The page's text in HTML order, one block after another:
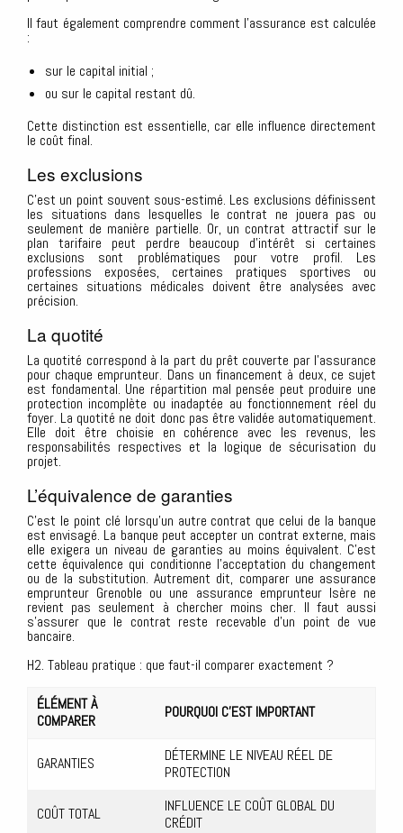
Il faut également comprendre comment l’assurance est calculée
:
sur le capital initial ;
ou sur le capital restant dû.
Cette distinction est essentielle, car elle influence directement
le coût final.
Les exclusions
C’est un point souvent sous-estimé. Les exclusions définissent
les situations dans lesquelles le contrat ne jouera pas ou
seulement de manière partielle. Or, un contrat attractif sur le
plan tarifaire peut perdre beaucoup d’intérêt si certaines
exclusions sont problématiques pour votre profil. Les
professions exposées, certaines pratiques sportives ou
certaines situations médicales doivent être analysées avec
précision.
La quotité
La quotité correspond à la part du prêt couverte par l’assurance
pour chaque emprunteur. Dans un financement à deux, ce sujet
est fondamental. Une répartition mal pensée peut produire une
protection incomplète ou inadaptée au fonctionnement réel du
foyer. La quotité ne doit donc pas être validée automatiquement.
Elle doit être choisie en cohérence avec les revenus, les
responsabilités respectives et la logique de sécurisation du
projet.
L’équivalence de garanties
C’est le point clé lorsqu’un autre contrat que celui de la banque
est envisagé. La banque peut accepter un contrat externe, mais
elle exigera un niveau de garanties au moins équivalent. C’est
cette équivalence qui conditionne l’acceptation du changement
ou de la substitution. Autrement dit, comparer une assurance
emprunteur Grenoble ou une assurance emprunteur Isère ne
revient pas seulement à chercher moins cher. Il faut aussi
s’assurer que le contrat reste recevable d’un point de vue
bancaire.
H2. Tableau pratique : que faut-il comparer exactement ?
ÉLÉMENT À
COMPARER
POURQUOI C’EST IMPORTANT
GARANTIES
DÉTERMINE LE NIVEAU RÉEL DE
PROTECTION
COÛT TOTAL
INFLUENCE LE COÛT GLOBAL DU
CRÉDIT